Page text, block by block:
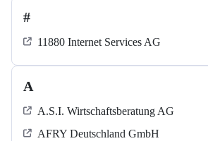
#
11880 Internet Services AG
A
A.S.I. Wirtschaftsberatung AG
AFRY Deutschland GmbH